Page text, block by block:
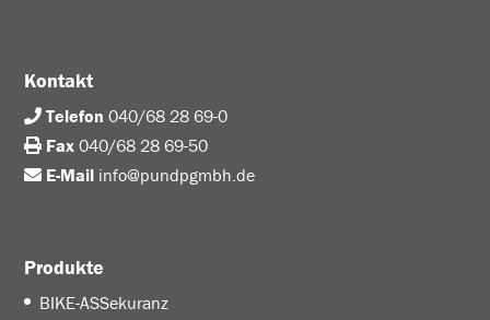
Kontakt
Telefon 040/68 28 69-0
Fax 040/68 28 69-50
E-Mail info@pundpgmbh.de
Produkte
BIKE-ASSekuranz